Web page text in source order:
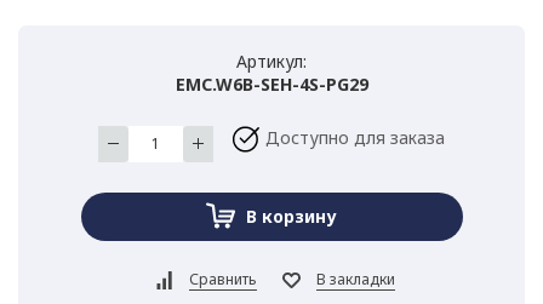
Артикул:
EMC.W6B-SEH-4S-PG29
Доступно для заказа